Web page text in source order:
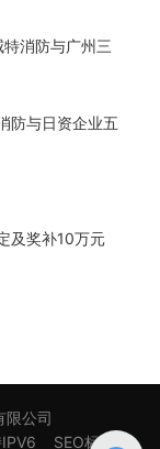
消防与广州三
防与日资企业五
及奖补10万元
限公司
IPV6 SEO标签